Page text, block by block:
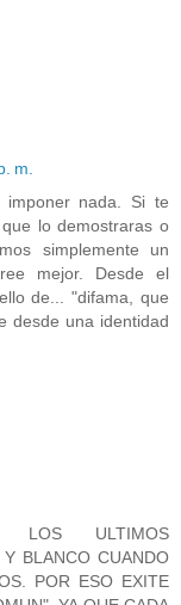
m.
nada. Si te
lo demostraras o
simplemente un
mejor. Desde el
de... "difama, que
desde una identidad
ULTIMOS
BLANCO CUANDO
POR ESO EXITE